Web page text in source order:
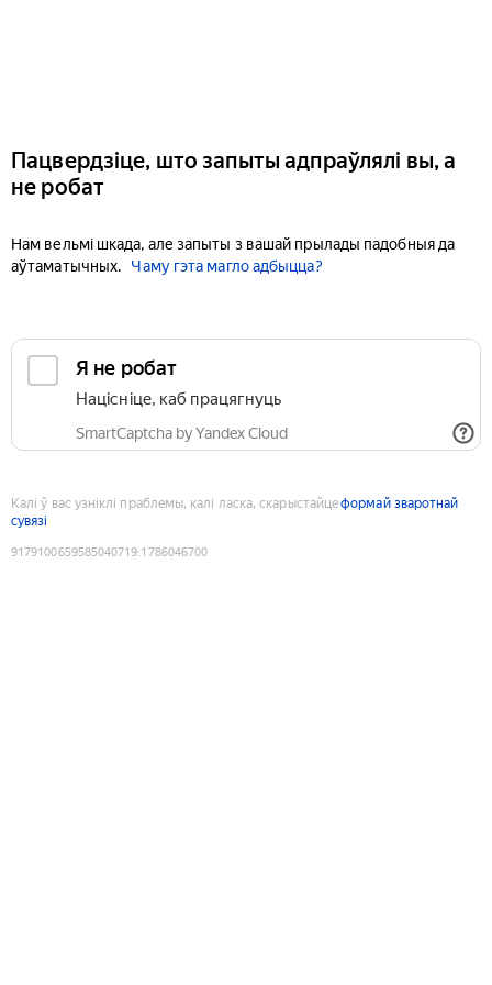
Пацвердзіце, што запыты адпраўлялі вы, а
не робат
Нам вельмі шкада, але запыты з вашай прылады падобныя да
аўтаматычных.
Чаму гэта магло адбыцца?
Я не робат
Націсніце, каб працягнуць
SmartCaptcha by Yandex Cloud
Калі ў вас узніклі праблемы, калі ласка, скарыстайцеформай зваротнай
сувязі
9179100659585040719:1786046700